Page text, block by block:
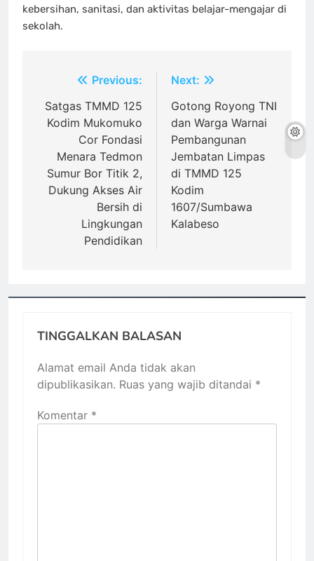
kebersihan, sanitasi, dan aktivitas belajar-mengajar di
sekolah.
Navigasi
pos
Previous:
Satgas TMMD 125
Kodim Mukomuko
Cor Fondasi
Menara Tedmon
Sumur Bor Titik 2,
Dukung Akses Air
Bersih di
Lingkungan
Pendidikan
Next:
Gotong Royong TNI
dan Warga Warnai
Pembangunan
Jembatan Limpas
di TMMD 125
Kodim
1607/Sumbawa
Kalabeso
TINGGALKAN BALASAN
Alamat email Anda tidak akan
dipublikasikan. Ruas yang wajib ditandai *
Komentar *